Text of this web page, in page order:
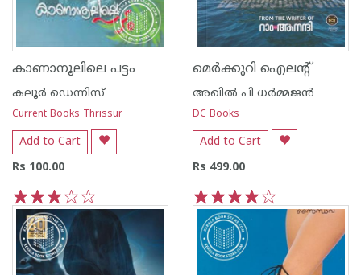
കാണാനൂലിലെ പട്ടം
കലൂര്‍ ഡെന്നിസ്
Current Books Thrissur
Add to Cart
Rs 100.00
5
4
3
2
1
മെര്‍ക്കുറി ഐലന്റ്
അഖില്‍ പി ധര്‍മ്മജന്‍
DC Books
Add to Cart
Rs 499.00
5
4
3
2
1